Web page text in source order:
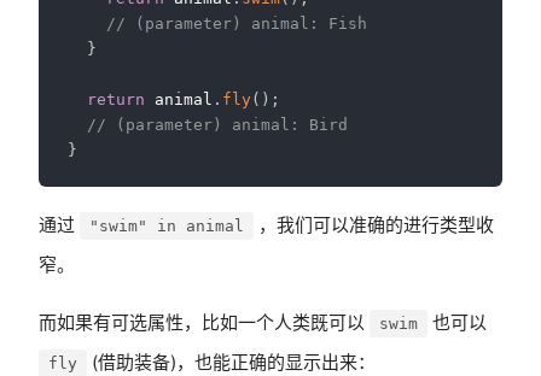
// (parameter) animal: Fish
}
return animal . fly( ) ;
// (parameter) animal: Bird
}
通过 "swim" in animal
，我们可以准确的进行类型收
窄。
而如果有可选属性，比如一个人类既可以 swim 也可以
fly (借助装备)，也能正确的显示出来：